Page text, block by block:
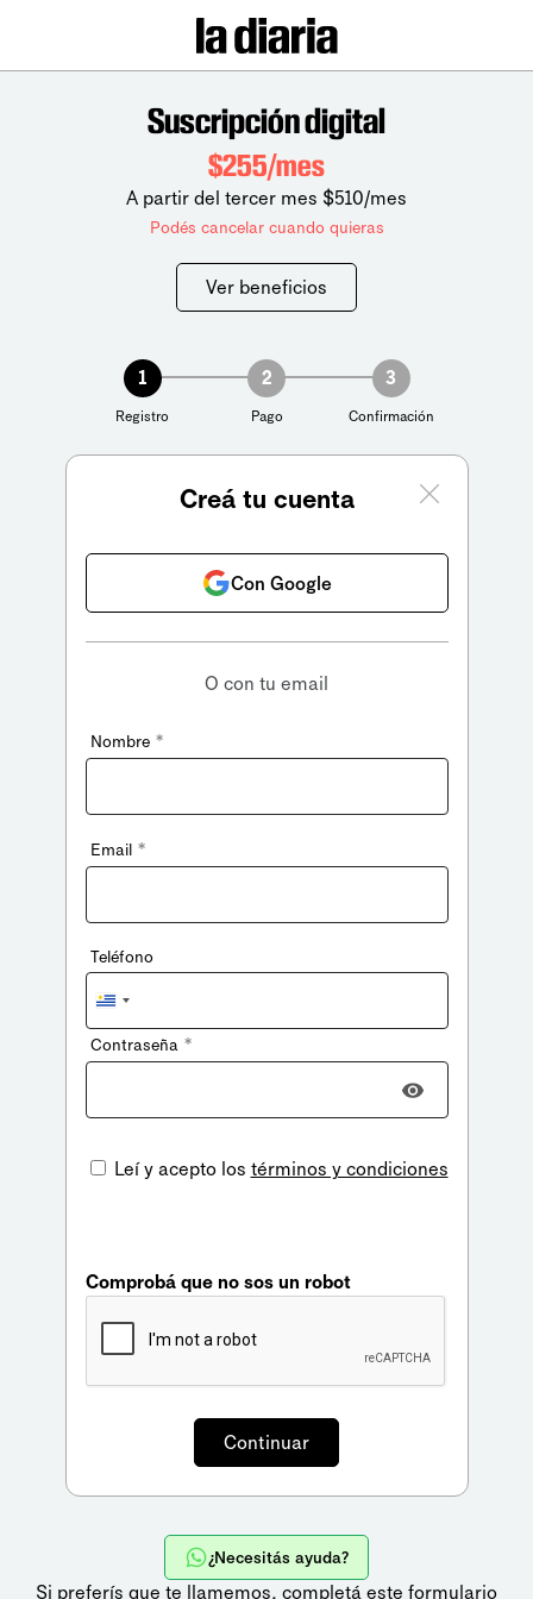
Suscripción digital
$255/mes
A partir del tercer mes $510/mes
Podés cancelar cuando quieras
Ver beneficios
1
Registro
2
Pago
3
Confirmación
Creá tu cuenta
Con Google
O con tu email
Nombre *
Email *
Teléfono
Uruguay
+598
Contraseña *
Leí y acepto los términos y condiciones
Comprobá que no sos un robot
¿Necesitás ayuda?
Si preferís que te llamemos, completá este formulario